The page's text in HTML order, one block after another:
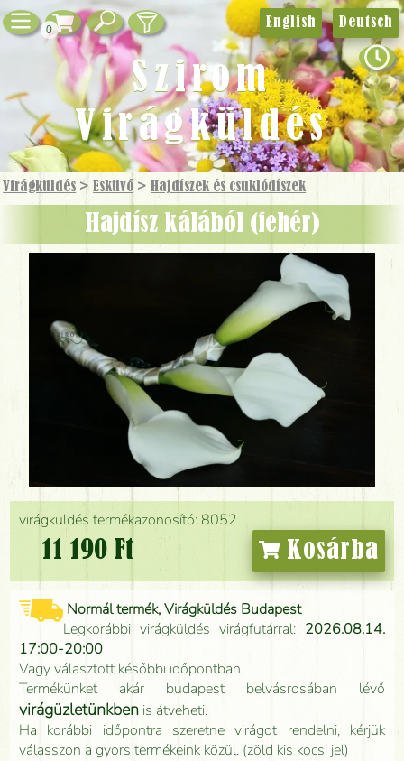
0
Virágküldés > Esküvő > Hajdíszek és csuklódíszek
hajdísz kálából (fehér)
virágküldés termékazonosító: 8052
11 190 Ft Kosárba
Normál termék, Virágküldés Budapest
Legkorábbi virágküldés virágfutárral: 2026.08.14.
17:00-20:00
Vagy választott későbbi időpontban.
Termékünket akár budapest belvásrosában lévő
virágüzletünkben is átveheti.
Ha korábbi időpontra szeretne virágot rendelni, kérjük
válasszon a gyors termékeink közül. (zöld kis kocsi jel)
English Deutsch
Szirom
Virágküldés